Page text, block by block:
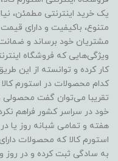
یک خرید اینترنتی مطمئن،
متنوع، باکیفیت و دارای
مشتریان خود برساند و
ویژگی‌هایی که فروشگاه
کار کرده و توانسته از این
کدام محصولات در استورم
تقریبا می‌توان گفت محصولی
خود در سراسر کشور فراهم
هفته و تمامی شبانه روز یا
استورم کالا که محصولات
به سادگی ثبت کرده و در